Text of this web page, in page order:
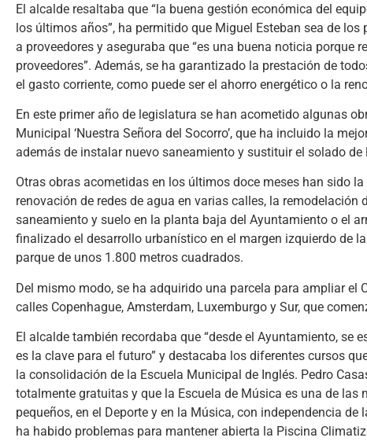
El alcalde resaltaba que “la buena gestión económica del
los últimos años”, ha permitido que Miguel Esteban sea de
a proveedores y aseguraba que “es una buena noticia
proveedores”. Además, se ha garantizado la prestación de
el gasto corriente, como puede ser el ahorro energético o la
En este primer año de legislatura se han acometido algunas
Municipal ‘Nuestra Señora del Socorro’, que ha incluido la
además de instalar nuevo saneamiento y sustituir el solado de
Otras obras acometidas en los últimos doce meses han sido
renovación de redes de agua en varias calles, la remodelación
saneamiento y suelo en la planta baja del Ayuntamiento o el
finalizado el desarrollo urbanístico en el margen izquierdo de
parque de unos 1.800 metros cuadrados.
Del mismo modo, se ha adquirido una parcela para ampliar
calles Copenhague, Amsterdam, Luxemburgo y Sur, que
El alcalde también recordaba que “desde el Ayuntamiento,
es la clave para el futuro” y destacaba los diferentes cursos
la consolidación de la Escuela Municipal de Inglés. Pedro
totalmente gratuitas y que la Escuela de Música es una de las
pequeños, en el Deporte y en la Música, con independencia
ha habido problemas para mantener abierta la Piscina